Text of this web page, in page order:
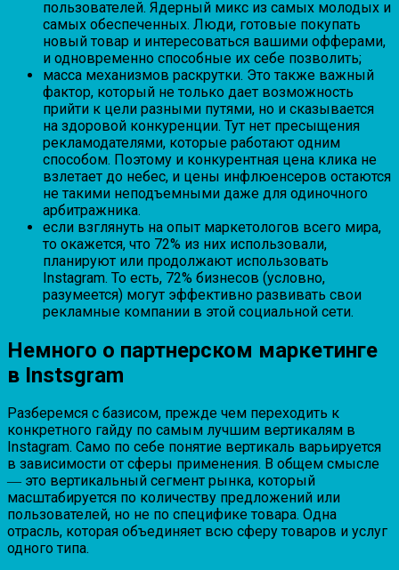
пользователей. Ядерный микс из самых молодых и
самых обеспеченных. Люди, готовые покупать
новый товар и интересоваться вашими офферами,
и одновременно способные их себе позволить;
масса механизмов раскрутки. Это также важный
фактор, который не только дает возможность
прийти к цели разными путями, но и сказывается
на здоровой конкуренции. Тут нет пресыщения
рекламодателями, которые работают одним
способом. Поэтому и конкурентная цена клика не
взлетает до небес, и цены инфлюенсеров остаются
не такими неподъемными даже для одиночного
арбитражника.
если взглянуть на опыт маркетологов всего мира,
то окажется, что 72% из них использовали,
планируют или продолжают использовать
Instagram. То есть, 72% бизнесов (условно,
разумеется) могут эффективно развивать свои
рекламные компании в этой социальной сети.
Немного о партнерском маркетинге
в Instsgram
Разберемся с базисом, прежде чем переходить к
конкретного гайду по самым лучшим вертикалям в
Instagram. Само по себе понятие вертикаль варьируется
в зависимости от сферы применения. В общем смысле
― это вертикальный сегмент рынка, который
масштабируется по количеству предложений или
пользователей, но не по специфике товара. Одна
отрасль, которая объединяет всю сферу товаров и услуг
одного типа.